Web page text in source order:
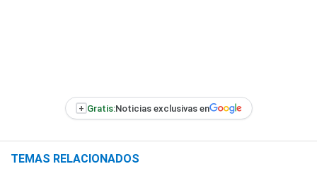
+ Gratis:Noticias exclusivas en
TEMAS RELACIONADOS